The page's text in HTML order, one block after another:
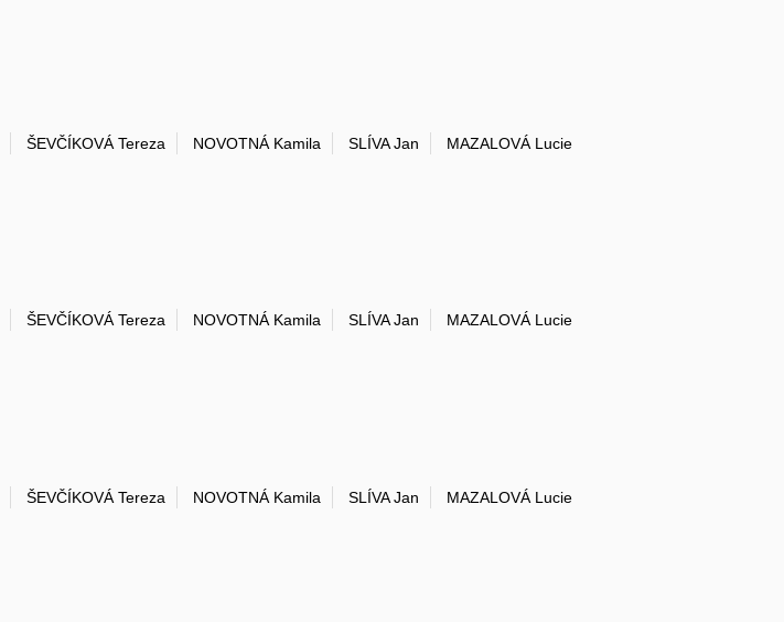
ŠEVČÍKOVÁ Tereza NOVOTNÁ Kamila SLÍVA Jan
MAZALOVÁ Lucie
ŠEVČÍKOVÁ Tereza NOVOTNÁ Kamila SLÍVA Jan
MAZALOVÁ Lucie
ŠEVČÍKOVÁ Tereza NOVOTNÁ Kamila SLÍVA Jan
MAZALOVÁ Lucie